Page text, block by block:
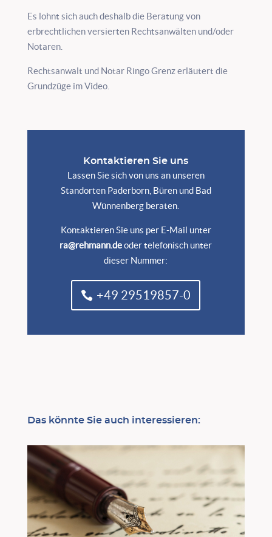
Es lohnt sich auch deshalb die Beratung von
erbrechtlichen versierten Rechtsanwälten und/oder
Notaren.
Rechtsanwalt und Notar Ringo Grenz erläutert die
Grundzüge im Video.
Kontaktieren Sie uns
Lassen Sie sich von uns an unseren
Standorten Paderborn, Büren und Bad
Wünnenberg beraten.
Kontaktieren Sie uns per E-Mail unter
ra@rehmann.deoder telefonisch unter
dieser Nummer:
+49 29519857-0
Das könnte Sie auch interessieren: